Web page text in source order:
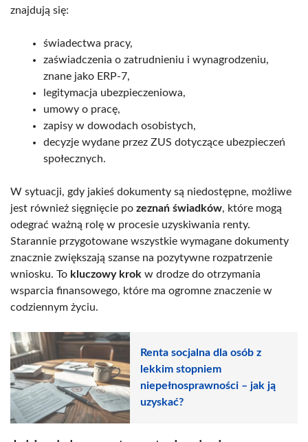
znajdują się:
świadectwa pracy,
zaświadczenia o zatrudnieniu i wynagrodzeniu,
znane jako ERP-7,
legitymacja ubezpieczeniowa,
umowy o pracę,
zapisy w dowodach osobistych,
decyzje wydane przez ZUS dotyczące ubezpieczeń
społecznych.
W sytuacji, gdy jakieś dokumenty są niedostępne, możliwe
jest również sięgnięcie po zeznań świadków, które mogą
odegrać ważną rolę w procesie uzyskiwania renty.
Starannie przygotowane wszystkie wymagane dokumenty
znacznie zwiększają szanse na pozytywne rozpatrzenie
wniosku. To kluczowy krok w drodze do otrzymania
wsparcia finansowego, które ma ogromne znaczenie w
codziennym życiu.
Renta socjalna dla osób z
lekkim stopniem
niepełnosprawności – jak ją
uzyskać?